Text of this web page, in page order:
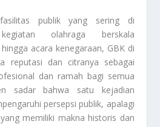
publik yang sering di
olahraga berskala
acara kenegaraan, GBK di
reputasi dan citranya sebagai
dan ramah bagi semua
sadar bahwa satu kejadian
persepsi publik, apalagi
memiliki makna historis dan